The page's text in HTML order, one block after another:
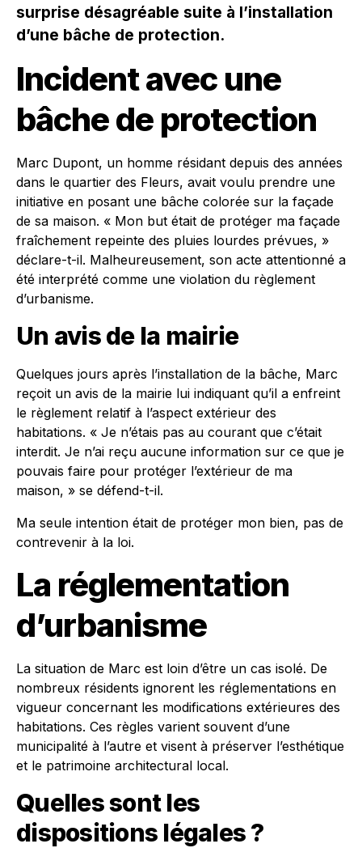
surprise désagréable suite à l’installation
d’une bâche de protection.
Incident avec une
bâche de protection
Marc Dupont, un homme résidant depuis des années
dans le quartier des Fleurs, avait voulu prendre une
initiative en posant une bâche colorée sur la façade
de sa maison. « Mon but était de protéger ma façade
fraîchement repeinte des pluies lourdes prévues, »
déclare-t-il. Malheureusement, son acte attentionné a
été interprété comme une violation du règlement
d’urbanisme.
Un avis de la mairie
Quelques jours après l’installation de la bâche, Marc
reçoit un avis de la mairie lui indiquant qu’il a enfreint
le règlement relatif à l’aspect extérieur des
habitations. « Je n’étais pas au courant que c’était
interdit. Je n’ai reçu aucune information sur ce que je
pouvais faire pour protéger l’extérieur de ma
maison, » se défend-t-il.
Ma seule intention était de protéger mon bien, pas de
contrevenir à la loi.
La réglementation
d’urbanisme
La situation de Marc est loin d’être un cas isolé. De
nombreux résidents ignorent les réglementations en
vigueur concernant les modifications extérieures des
habitations. Ces règles varient souvent d’une
municipalité à l’autre et visent à préserver l’esthétique
et le patrimoine architectural local.
Quelles sont les
dispositions légales ?